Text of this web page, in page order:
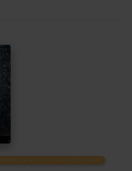
OBOWIĄZKOWE LEKTURY PRZEDSIĘBIORCY